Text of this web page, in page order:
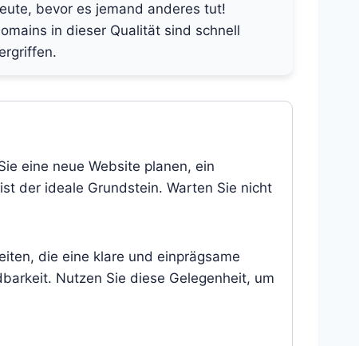
bevor es jemand anderes tut!
in dieser Qualität sind schnell
eine neue Website planen, ein
der ideale Grundstein. Warten Sie nicht
die eine klare und einprägsame
Nutzen Sie diese Gelegenheit, um